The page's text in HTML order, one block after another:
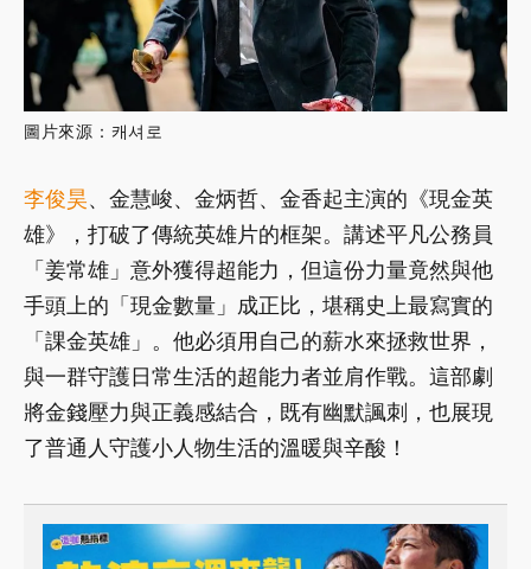
圖片來源：캐셔로
李俊昊、金慧峻、金炳哲、金香起主演的《現金英
雄》，打破了傳統英雄片的框架。講述平凡公務員
「姜常雄」意外獲得超能力，但這份力量竟然與他
手頭上的「現金數量」成正比，堪稱史上最寫實的
「課金英雄」。他必須用自己的薪水來拯救世界，
與一群守護日常生活的超能力者並肩作戰。這部劇
將金錢壓力與正義感結合，既有幽默諷刺，也展現
了普通人守護小人物生活的溫暖與辛酸！